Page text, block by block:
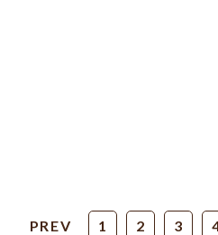
PREV 1 2 3